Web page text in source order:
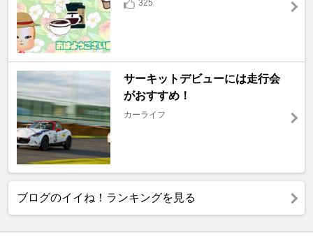
325
サーキットデビューには走行会
がおすすめ！
カーライフ
ブログのイイね！ランキングを見る